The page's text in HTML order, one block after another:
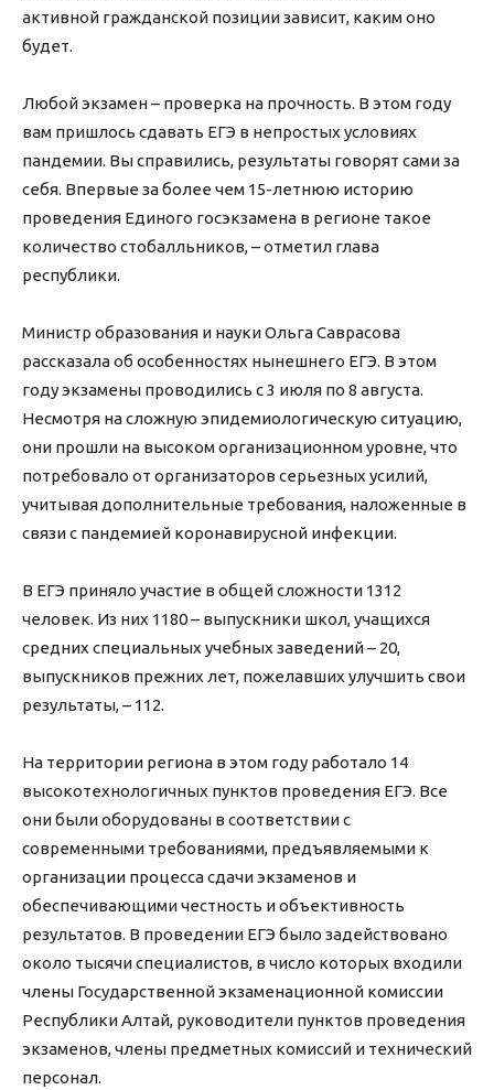
активной гражданской позиции зависит, каким оно
будет.
Любой экзамен – проверка на прочность. В этом году
вам пришлось сдавать ЕГЭ в непростых условиях
пандемии. Вы справились, результаты говорят сами за
себя. Впервые за более чем 15-летнюю историю
проведения Единого госэкзамена в регионе такое
количество стобалльников, – отметил глава
республики.
Министр образования и науки Ольга Саврасова
рассказала об особенностях нынешнего ЕГЭ. В этом
году экзамены проводились с 3 июля по 8 августа.
Несмотря на сложную эпидемиологическую ситуацию,
они прошли на высоком организационном уровне, что
потребовало от организаторов серьезных усилий,
учитывая дополнительные требования, наложенные в
связи с пандемией коронавирусной инфекции.
В ЕГЭ приняло участие в общей сложности 1312
человек. Из них 1180 – выпускники школ, учащихся
средних специальных учебных заведений – 20,
выпускников прежних лет, пожелавших улучшить свои
результаты, – 112.
На территории региона в этом году работало 14
высокотехнологичных пунктов проведения ЕГЭ. Все
они были оборудованы в соответствии с
современными требованиями, предъявляемыми к
организации процесса сдачи экзаменов и
обеспечивающими честность и объективность
результатов. В проведении ЕГЭ было задействовано
около тысячи специалистов, в число которых входили
члены Государственной экзаменационной комиссии
Республики Алтай, руководители пунктов проведения
экзаменов, члены предметных комиссий и технический
персонал.